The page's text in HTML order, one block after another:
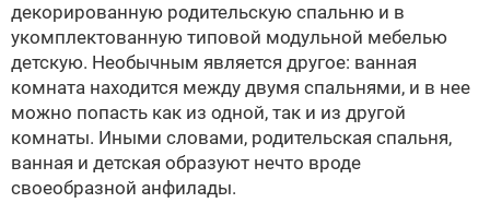
декорированную родительскую спальню и в
укомплектованную типовой модульной мебелью
детскую. Необычным является другое: ванная
комната находится между двумя спальнями, и в нее
можно попасть как из одной, так и из другой
комнаты. Иными словами, родительская спальня,
ванная и детская образуют нечто вроде
своеобразной анфилады.